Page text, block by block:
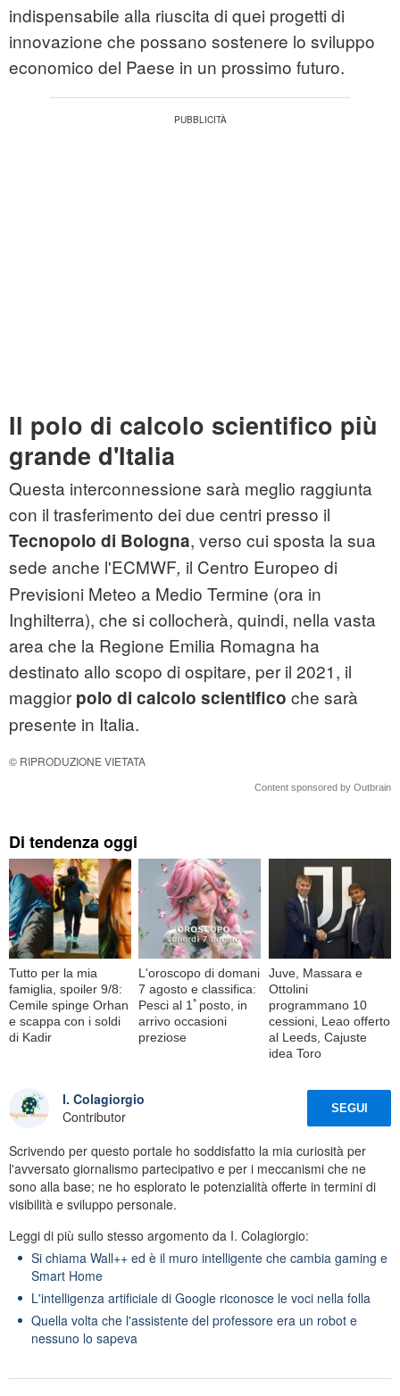
indispensabile alla riuscita di quei progetti di
innovazione che possano sostenere lo sviluppo
economico del Paese in un prossimo futuro.
Il polo di calcolo scientifico più
grande d'Italia
Questa interconnessione sarà meglio raggiunta
con il trasferimento dei due centri presso il
Tecnopolo di Bologna, verso cui sposta la sua
sede anche l'ECMWF, il Centro Europeo di
Previsioni Meteo a Medio Termine (ora in
Inghilterra), che si collocherà, quindi, nella vasta
area che la Regione Emilia Romagna ha
destinato allo scopo di ospitare, per il 2021, il
maggior polo di calcolo scientifico che sarà
presente in Italia.
© RIPRODUZIONE VIETATA
Content sponsored by Outbrain
Di tendenza oggi
Tutto per la mia
famiglia, spoiler 9/8:
Cemile spinge Orhan
e scappa con i soldi
di Kadir
L'oroscopo di domani
7 agosto e classifica:
Pesci al 1ﾟposto, in
arrivo occasioni
preziose
Juve, Massara e
Ottolini
programmano 10
cessioni, Leao offerto
al Leeds, Cajuste
idea Toro
I. Colagiorgio
Contributor
SEGUI
Scrivendo per questo portale ho soddisfatto la mia curiosità per
l'avversato giornalismo partecipativo e per i meccanismi che ne
sono alla base; ne ho esplorato le potenzialità offerte in termini di
visibilità e sviluppo personale.
Leggi di più sullo stesso argomento da I. Colagiorgio:
Si chiama Wall++ ed è il muro intelligente che cambia gaming e
Smart Home
L'intelligenza artificiale di Google riconosce le voci nella folla
Quella volta che l'assistente del professore era un robot e
nessuno lo sapeva